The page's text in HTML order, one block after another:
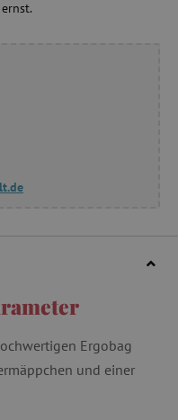
Ergobag
und einer